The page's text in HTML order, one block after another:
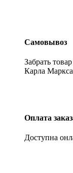
Самовывоз
Забрать
Карла
Оплата
Доступна